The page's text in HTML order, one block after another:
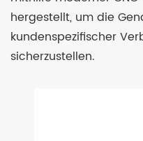
hergestellt, um die
kundenspezifischer
sicherzustellen.